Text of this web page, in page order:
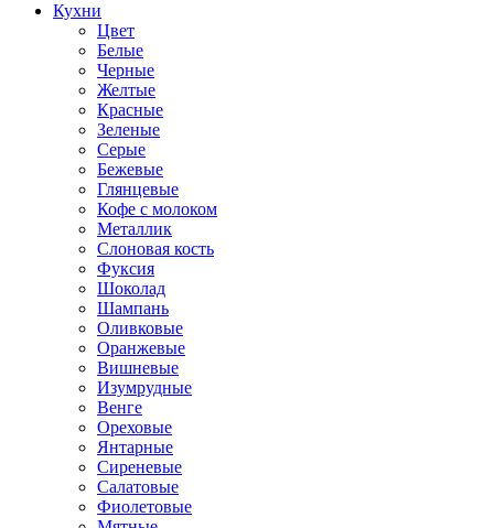
Кухни
Цвет
Белые
Черные
Желтые
Красные
Зеленые
Серые
Бежевые
Глянцевые
Кофе с молоком
Металлик
Слоновая кость
Фуксия
Шоколад
Шампань
Оливковые
Оранжевые
Вишневые
Изумрудные
Венге
Ореховые
Янтарные
Сиреневые
Салатовые
Фиолетовые